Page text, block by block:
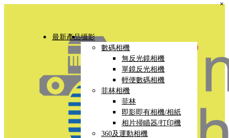
最新產品攝影
數碼相機
無反光鏡相機
單鏡反光相機
輕便數碼相機
菲林相機
菲林
即影即有相機/相紙
相片掃瞄器/打印機
360及運動相機
×